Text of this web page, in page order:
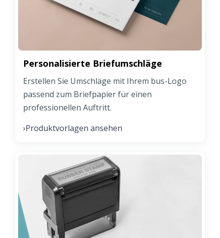
Personalisierte Briefumschläge
Erstellen Sie Umschläge mit Ihrem bus-Logo
passend zum Briefpapier für einen
professionellen Auftritt.
›Produktvorlagen ansehen